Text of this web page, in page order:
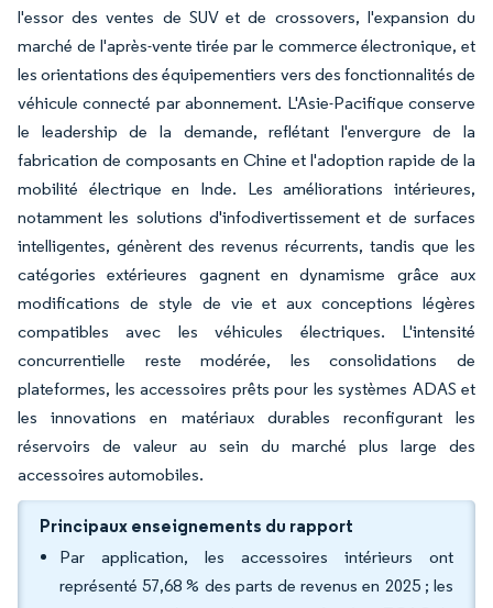
l'essor des ventes de SUV et de crossovers, l'expansion du
marché de l'après-vente tirée par le commerce électronique, et
les orientations des équipementiers vers des fonctionnalités de
véhicule connecté par abonnement. L'Asie-Pacifique conserve
le leadership de la demande, reflétant l'envergure de la
fabrication de composants en Chine et l'adoption rapide de la
mobilité électrique en Inde. Les améliorations intérieures,
notamment les solutions d'infodivertissement et de surfaces
intelligentes, génèrent des revenus récurrents, tandis que les
catégories extérieures gagnent en dynamisme grâce aux
modifications de style de vie et aux conceptions légères
compatibles avec les véhicules électriques. L'intensité
concurrentielle reste modérée, les consolidations de
plateformes, les accessoires prêts pour les systèmes ADAS et
les innovations en matériaux durables reconfigurant les
réservoirs de valeur au sein du marché plus large des
accessoires automobiles.
Principaux enseignements du rapport
Par application, les accessoires intérieurs ont
représenté 57,68 % des parts de revenus en 2025 ; les